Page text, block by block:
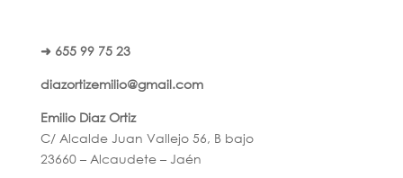
➜ 655 99 75 23
diazortizemilio@gmail.com
Emilio Diaz Ortiz
C/ Alcalde Juan Vallejo 56, B bajo
23660 – Alcaudete – Jaén